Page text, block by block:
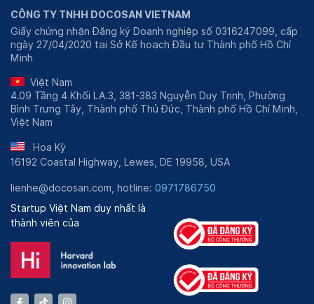
CÔNG TY TNHH DOCOSAN VIETNAM
Giấy chứng nhận Đăng ký Doanh nghiệp số 0316247099, cấp
ngày 27/04/2020 tại Sở Kế hoạch Đầu tư Thành phố Hồ Chí
Minh
Việt Nam
4.09 Tầng 4 Khối LA.3, 381-383 Nguyễn Duy Trinh, Phường
Bình Trưng Tây, Thành phố Thủ Đức, Thành phố Hồ Chí Minh,
Việt Nam
Hoa Kỳ
16192 Coastal Highway, Lewes, DE 19958, USA
lienhe@docosan.com, hotline: 0971786750
Startup Việt Nam duy nhất là
thành viên của